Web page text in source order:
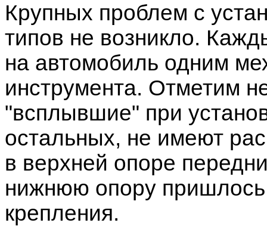
Крупных проблем с
типов не возникло.
на автомобиль одним
инструмента. Отметим
"всплывшие" при
остальных, не имеют
в верхней опоре
нижнюю опору пришлось
крепления.